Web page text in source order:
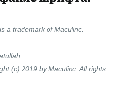
a trademark of Maculinc.
(c) 2019 by Maculinc. All rights